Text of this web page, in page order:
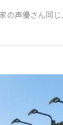
の声優さん同